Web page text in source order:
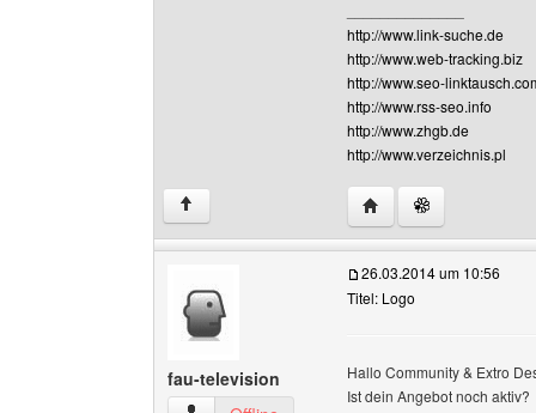
http://www.link-suche.de
http://www.web-tracking.biz
http://www.seo-
http://www.rss-seo.info
http://www.zhgb.de
http://www.verzeichnis.pl
↑ Website dieses
fau-television
26.03.2014 um 10:56
Titel: Logo
Hallo Community & Extro
Ist dein Angebot noch aktiv?